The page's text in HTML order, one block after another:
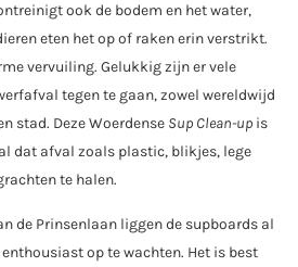
ook de bodem en het water,
eten het op of raken erin verstrikt.
vervuiling. Gelukkig zijn er vele
tegen te gaan, zowel wereldwijd
stad. Deze Woerdense Sup Clean-up is
dat afval zoals plastic, blikjes, lege
te halen.
de Prinsenlaan liggen de supboards al
op te wachten. Het is best